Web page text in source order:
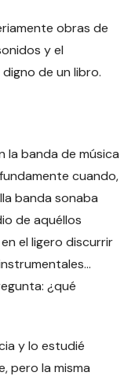
obras de
y el
de un libro.
la banda de música
cuando,
banda sonaba
de aquéllos
el ligero discurrir
¿qué
y lo estudié
pero la misma